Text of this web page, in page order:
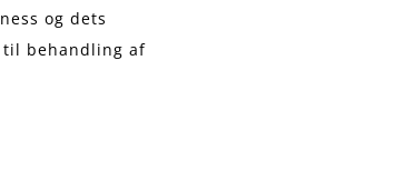
og dets
behandling af